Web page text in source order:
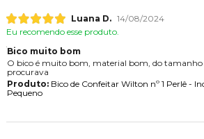
Luana D. 14/08/2024
Eu recomendo esse produto.
Bico muito bom
O bico é muito bom, material bom, do tamanho
procurava
Produto:Bico de Confeitar Wilton nº 1 Perlê -
Pequeno